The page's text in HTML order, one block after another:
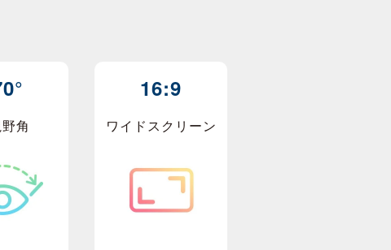
角
16:9
ワイドスクリーン